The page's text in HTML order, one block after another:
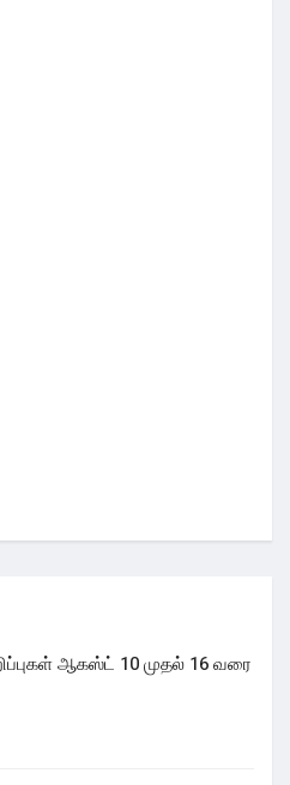
ஆகஸ்ட் 10 முதல் 16 வரை